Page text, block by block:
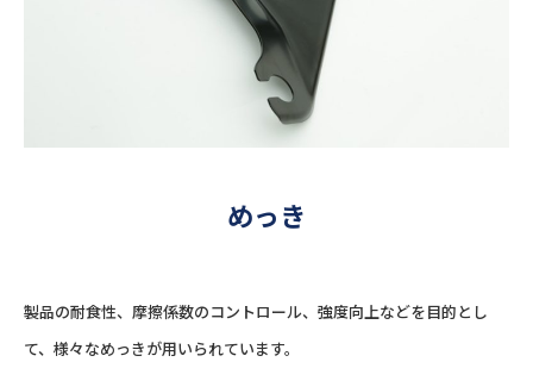
めっき
製品の耐食性、摩擦係数のコントロール、強度向上などを目的とし
て、様々なめっきが用いられています。